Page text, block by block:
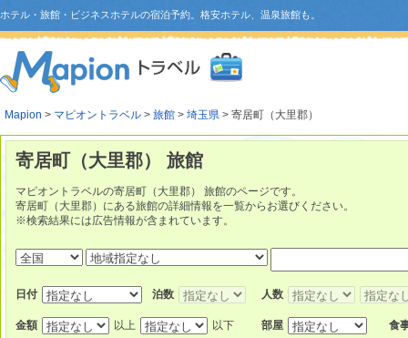
ホテル・旅館・ビジネスホテルの宿泊予約。格安ホテル、温泉旅館も。
Mapion > マピオントラベル > 旅館 > 埼玉県 > 寄居町（大里郡）
寄居町（大里郡） 旅館
マピオントラベルの寄居町（大里郡） 旅館のページです。
寄居町（大里郡）にある旅館の詳細情報を一覧からお選びください。
※検索結果には広告情報が含まれています。
日付 泊数 人数
金額 以上 以下 部屋 食